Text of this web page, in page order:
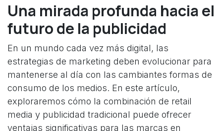
Una mirada profunda hacia el
futuro de la publicidad
En un mundo cada vez más digital, las
estrategias de marketing deben evolucionar para
mantenerse al día con las cambiantes formas de
consumo de los medios. En este artículo,
exploraremos cómo la combinación de retail
media y publicidad tradicional puede ofrecer
ventajas significativas para las marcas en